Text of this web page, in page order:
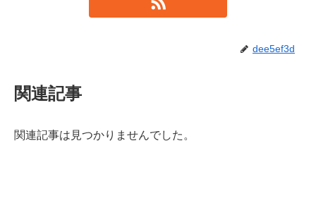
dee5ef3d
関連記事
関連記事は見つかりませんでした。